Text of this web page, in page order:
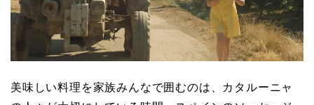
美味しい料理を家族みんなで囲むのは、カタルーニャ